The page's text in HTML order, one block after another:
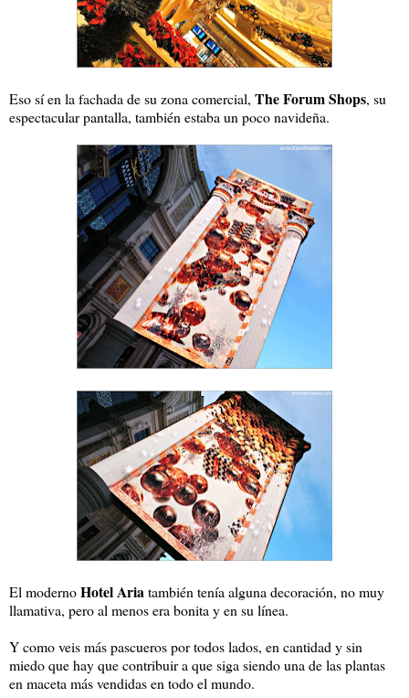
Eso sí en la fachada de su zona comercial, The Forum Shops, su
espectacular pantalla, también estaba un poco navideña.
El modernoHotel Ariatambién tenía alguna decoración, no muy
llamativa, pero al menos era bonita y en su línea.
Y como veis más pascueros por todos lados, en cantidad y sin
miedo que hay que contribuir a que siga siendo una de las plantas
en maceta más vendidas en todo el mundo.